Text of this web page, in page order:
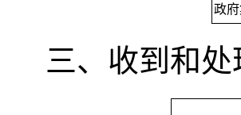
政
三、收到和